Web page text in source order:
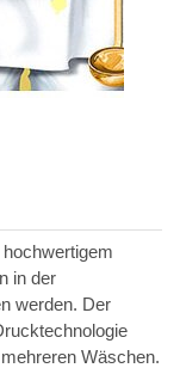
in der
werden. Der
Wäschen.